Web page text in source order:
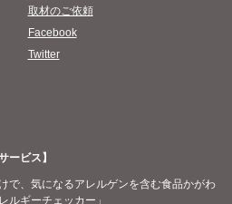
取材のご依頼
Facebook
Twitter
ービス】
で、気になるアレルゲンを含む食品かがわ
ルギーチェッカー」